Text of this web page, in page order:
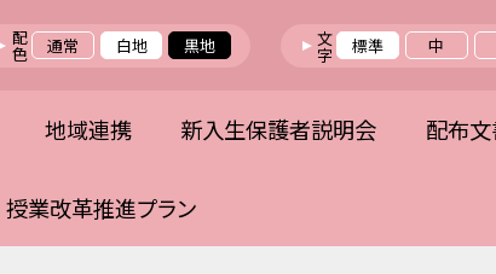
配色 通常 白地 黒地 文字 標準 中
地域連携 新入生保護者説明会 配布
授業改革推進プラン